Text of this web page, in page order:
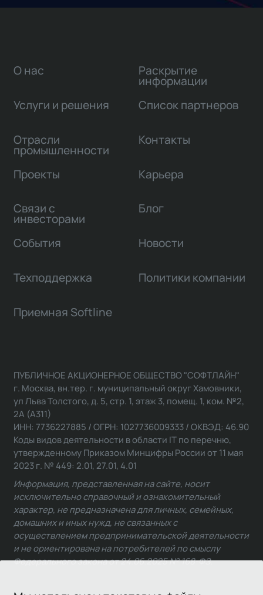
О нас
Услуги и решения
Отрасли
промышленности
Проекты
Связи с
инвесторами
Раскрытие
информации
Список партнеров
Контакты
Карьера
Блог
События Новости
Техподдержка Политики компании
Приемная Softline
ПУБЛИЧНОЕ АКЦИОНЕРНОЕ ОБЩЕСТВО "СОФТЛАЙН"
г. Москва, вн.тер. г. муниципальный округ Хамовники,
ул Льва Толстого, д. 5, стр. 1, этаж 3, помещ. 1, ком. №2,
2А (А311)
ИНН: 7736227885 / ОГРН: 1027736009333 / ОКВЭД: 46.90
Коды видов деятельности в области IT по перечню,
утвержденному Приказом Минцифры России от 11 мая
2023 г. № 449: 2.01, 27.01, 4.01
Информация, представленная на сайте, носит
исключительно справочный и ознакомительный
характер, не предназначена для личных, семейных,
домашних и иных нужд, не связанных с
осуществлением предпринимательской деятельности
и не ориентирована на потребителей по смыслу
Федерального закона от 24.06.2025 № 168-ФЗ.